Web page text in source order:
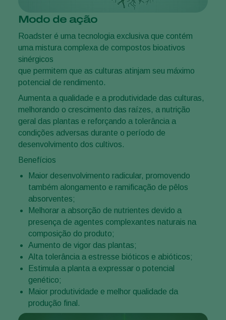
Modo de ação
Roadster é uma tecnologia exclusiva que contém
uma mistura complexa de compostos bioativos
sinérgicos
que permitem que as culturas atinjam seu máximo
potencial de rendimento.
Aumenta a qualidade e a produtividade das culturas,
melhorando o crescimento das raízes, a nutrição
geral das plantas e reforçando a tolerância a
condições adversas durante o período de
desenvolvimento dos cultivos.
Benefícios
Maior desenvolvimento radicular, promovendo
também alongamento e ramificação de pêlos
absorventes;
Melhorar a absorção de nutrientes devido a
presença de agentes complexantes naturais na
composição do produto;
Aumento de vigor das plantas;
Alta tolerância a estresse bióticos e abióticos;
Estimula a planta a expressar o potencial
genético;
Maior produtividade e melhor qualidade da
produção final.